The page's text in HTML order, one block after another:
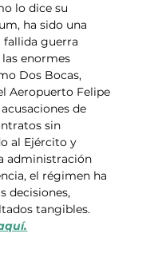
lo dice su
ha sido una
fallida guerra
enormes
Dos Bocas,
Aeropuerto Felipe
de
sin
al Ejército y
administración
el régimen ha
decisiones,
tangibles.